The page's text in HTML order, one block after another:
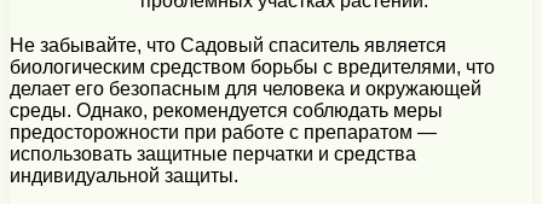
Не забывайте, что Садовый спаситель является
биологическим средством борьбы с вредителями, что
делает его безопасным для человека и окружающей
среды. Однако, рекомендуется соблюдать меры
предосторожности при работе с препаратом —
использовать защитные перчатки и средства
индивидуальной защиты.